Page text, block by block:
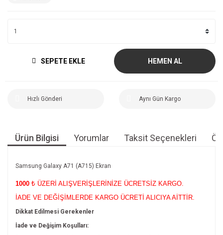
SEPETE EKLE HEMEN AL
Hızlı Gönderi Aynı Gün Kargo
Ürün Bilgisi Yorumlar Taksit Seçenekleri
Samsung Galaxy A71 (A715) Ekran
1000 ₺ ÜZERİ ALIŞVERİŞLERİNİZE ÜCRETSİZ KARGO.
İADE VE DEĞİŞİMLERDE KARGO ÜCRETİ ALICIYA AİTTİR.
Dikkat Edilmesi Gerekenler
İade ve Değişim Koşulları: